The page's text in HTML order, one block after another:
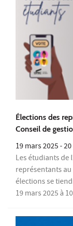
Élections des
Conseil de
19 mars 2025-
Les étudiants de
représentants
élections se
19 mars 2025 à